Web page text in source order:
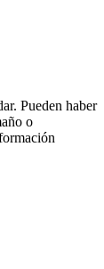
Pueden haber
o